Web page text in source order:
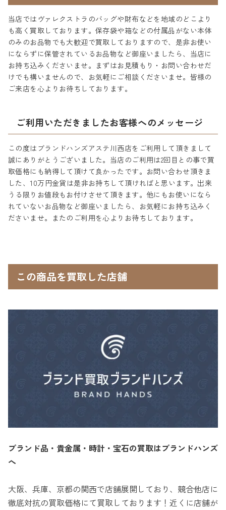
当店ではヴァレクストラのバッグや財布などを地域のどこより
も高く買取しております。保存袋や箱などの付属品がない本体
のみのお品物でも大歓迎で買取しておりますので、是非お使い
にならずに保管されているお品物など御座いましたら、当店に
お持ち込みくださいませ。まずはお見積もり・お問い合わせだ
けでも構いませんので、お気軽にご相談くださいませ。皆様の
ご来店を心よりお待ちしております。
ご利用いただきましたお客様へのメッセージ
この度はブランドハンズアステ川西店をご利用して頂きまして
誠にありがとうございました。当店のご利用は2回目との事で買
取価格にも納得して頂けて良かったです。お問い合わせ頂きま
した、10万円金貨は是非お持ちして頂ければと思います。出来
うる限りお値段もお付けさせて頂きます。他にもお使いになら
れていないお品物など御座いましたら、お気軽にお持ち込みく
ださいませ。またのご利用を心よりお待ちしております。
この商品を買取した店舗
ブランド品・貴金属・時計・宝石の買取はブランドハンズ
へ
大阪、兵庫、京都の関西で店舗展開しており、競合他店に
徹底対抗の買取価格にて買取しております！近くに店舗が